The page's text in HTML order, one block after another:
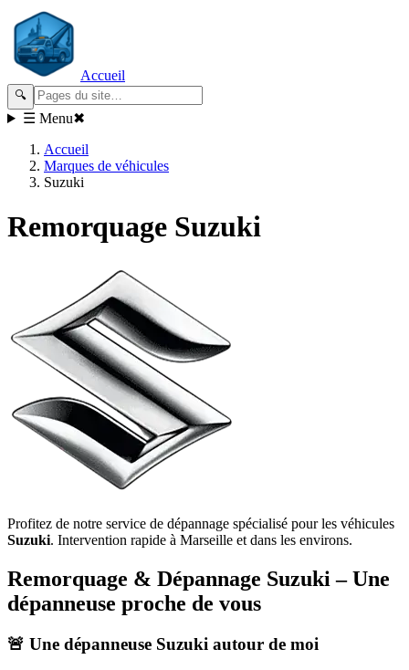
Accueil
🔍
☰ Menu✖
Accueil
Marques de véhicules
Suzuki
Remorquage Suzuki
Profitez de notre service de dépannage spécialisé pour les véhicules
Suzuki. Intervention rapide à Marseille et dans les environs.
Remorquage & Dépannage Suzuki – Une
dépanneuse proche de vous
🚨 Une dépanneuse Suzuki autour de moi